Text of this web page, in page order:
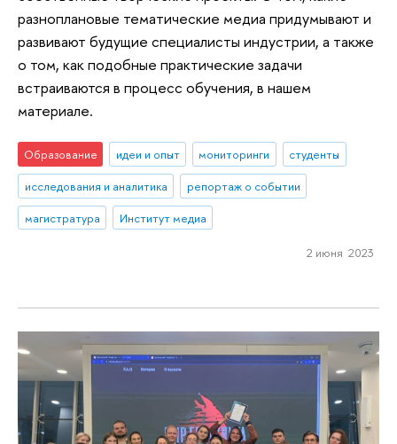
разноплановые тематические медиа придумывают и
развивают будущие специалисты индустрии, а также
о том, как подобные практические задачи
встраиваются в процесс обучения, в нашем
материале.
Образование идеи и опыт мониторинги
студенты
исследования и аналитика
репортаж о событии
магистратура
Институт медиа
2 июня 2023